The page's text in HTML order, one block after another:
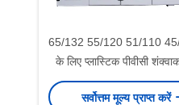
65/132 55/120 51/110 45/
के लिए प्लास्टिक पीवीसी
स्क्रू एक्सट्रूडर
सर्वोत्तम मूल्य प्राप्त करें